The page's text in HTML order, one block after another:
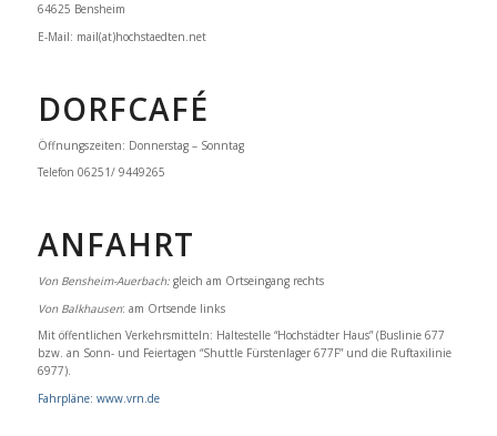
64625 Bensheim
E-Mail: mail(at)hochstaedten.net
DORFCAFÉ
Öffnungszeiten: Donnerstag – Sonntag
Telefon 06251/ 9449265
ANFAHRT
Von Bensheim-Auerbach:gleich am Ortseingang rechts
Von Balkhausen: am Ortsende links
Mit öffentlichen Verkehrsmitteln: Haltestelle “Hochstädter Haus” (Buslinie 677
bzw. an Sonn- und Feiertagen “Shuttle Fürstenlager 677F” und die Ruftaxilinie
6977).
Fahrpläne: www.vrn.de